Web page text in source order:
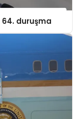
duruşma